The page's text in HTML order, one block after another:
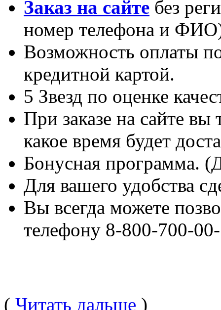
Заказ на сайте без
номер телефона и
Возможность оплаты
кредитной картой.
5 Звезд по оценке
При заказе на сайте вы
какое время будет
Бонусная программа.
Для вашего удобства
Вы всегда можете
телефону 8-800-700-
( Читать дальше )